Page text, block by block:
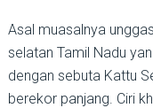
Asal muasalnya
selatan Tamil Nadu
dengan sebuta Kattu
berekor panjang. Ciri